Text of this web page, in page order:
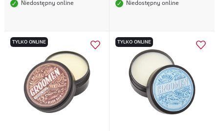
Niedostępny online Niedostępny online
TYLKO ONLINE TYLKO ONLINE